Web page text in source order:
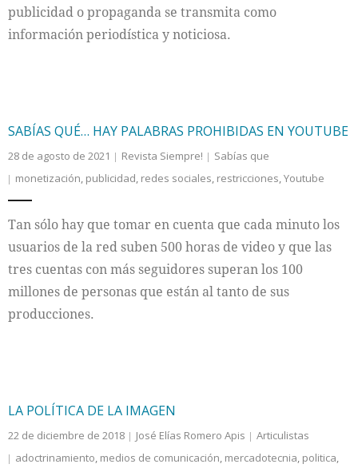
publicidad o propaganda se transmita como
información periodística y noticiosa.
SABÍAS QUÉ… HAY PALABRAS PROHIBIDAS EN YOUTUBE
28 de agosto de 2021 Revista Siempre!
Sabías que
monetización, publicidad, redes sociales, restricciones,Youtube
Tan sólo hay que tomar en cuenta que cada minuto los
usuarios de la red suben 500 horas de video y que las
tres cuentas con más seguidores superan los 100
millones de personas que están al tanto de sus
producciones.
LA POLÍTICA DE LA IMAGEN
22 de diciembre de 2018 José Elías Romero Apis
Articulistas
adoctrinamiento, medios de comunicación, mercadotecnia, politica,